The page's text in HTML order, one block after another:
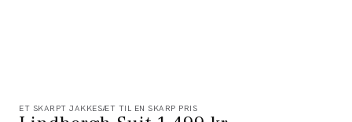
ET SKARPT JAKKESÆT TIL EN SKARP PRIS